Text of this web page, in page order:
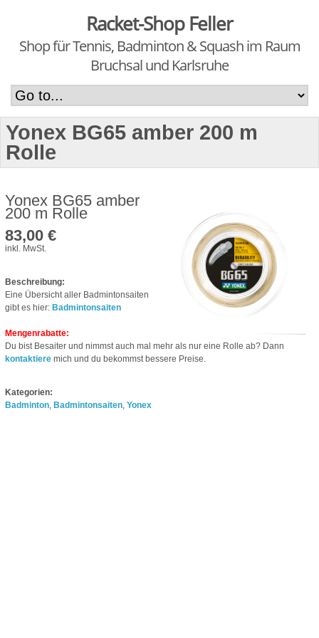
Racket-Shop Feller
Shop für Tennis, Badminton & Squash im Raum
Bruchsal und Karlsruhe
Yonex BG65 amber 200 m
Rolle
Yonex BG65 amber
200 m Rolle
83,00 €
inkl. MwSt.
Beschreibung:
Eine Übersicht aller Badmintonsaiten
gibt es hier: Badmintonsaiten
Mengenrabatte:
Du bist Besaiter und nimmst auch mal mehr als nur eine Rolle ab? Dann
kontaktiere mich und du bekommst bessere Preise.
Kategorien:
Badminton Badmintonsaiten Yonex